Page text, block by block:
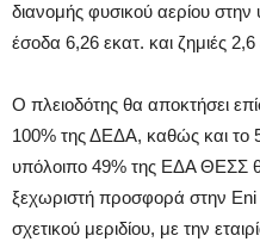
διανομής φυσικού αερίου
έσοδα 6,26 εκατ. και ζημιές
Ο πλειοδότης θα αποκτήσει
100% της ΔΕΔΑ, καθώς και το
υπόλοιπο 49% της ΕΔΑ ΘΕΣΣ
ξεχωριστή προσφορά στην Eni
σχετικού μεριδίου, με την